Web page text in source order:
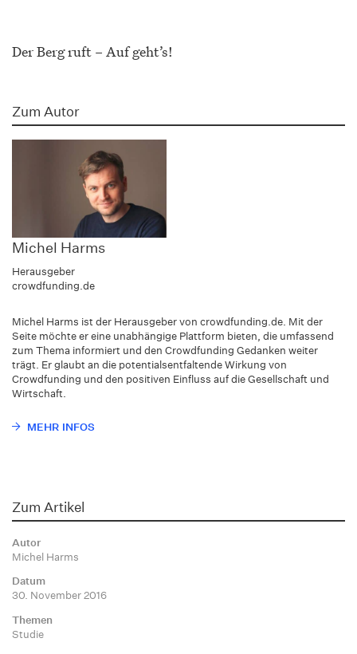
Der Berg ruft – Auf geht’s!
Zum Autor
Michel Harms
Herausgeber
crowdfunding.de
Michel Harms ist der Herausgeber von crowdfunding.de. Mit der
Seite möchte er eine unabhängige Plattform bieten, die umfassend
zum Thema informiert und den Crowdfunding Gedanken weiter
trägt. Er glaubt an die potentialsentfaltende Wirkung von
Crowdfunding und den positiven Einfluss auf die Gesellschaft und
Wirtschaft.
MEHR INFOS
Zum Artikel
Autor
Michel Harms
Datum
30. November 2016
Themen
Studie